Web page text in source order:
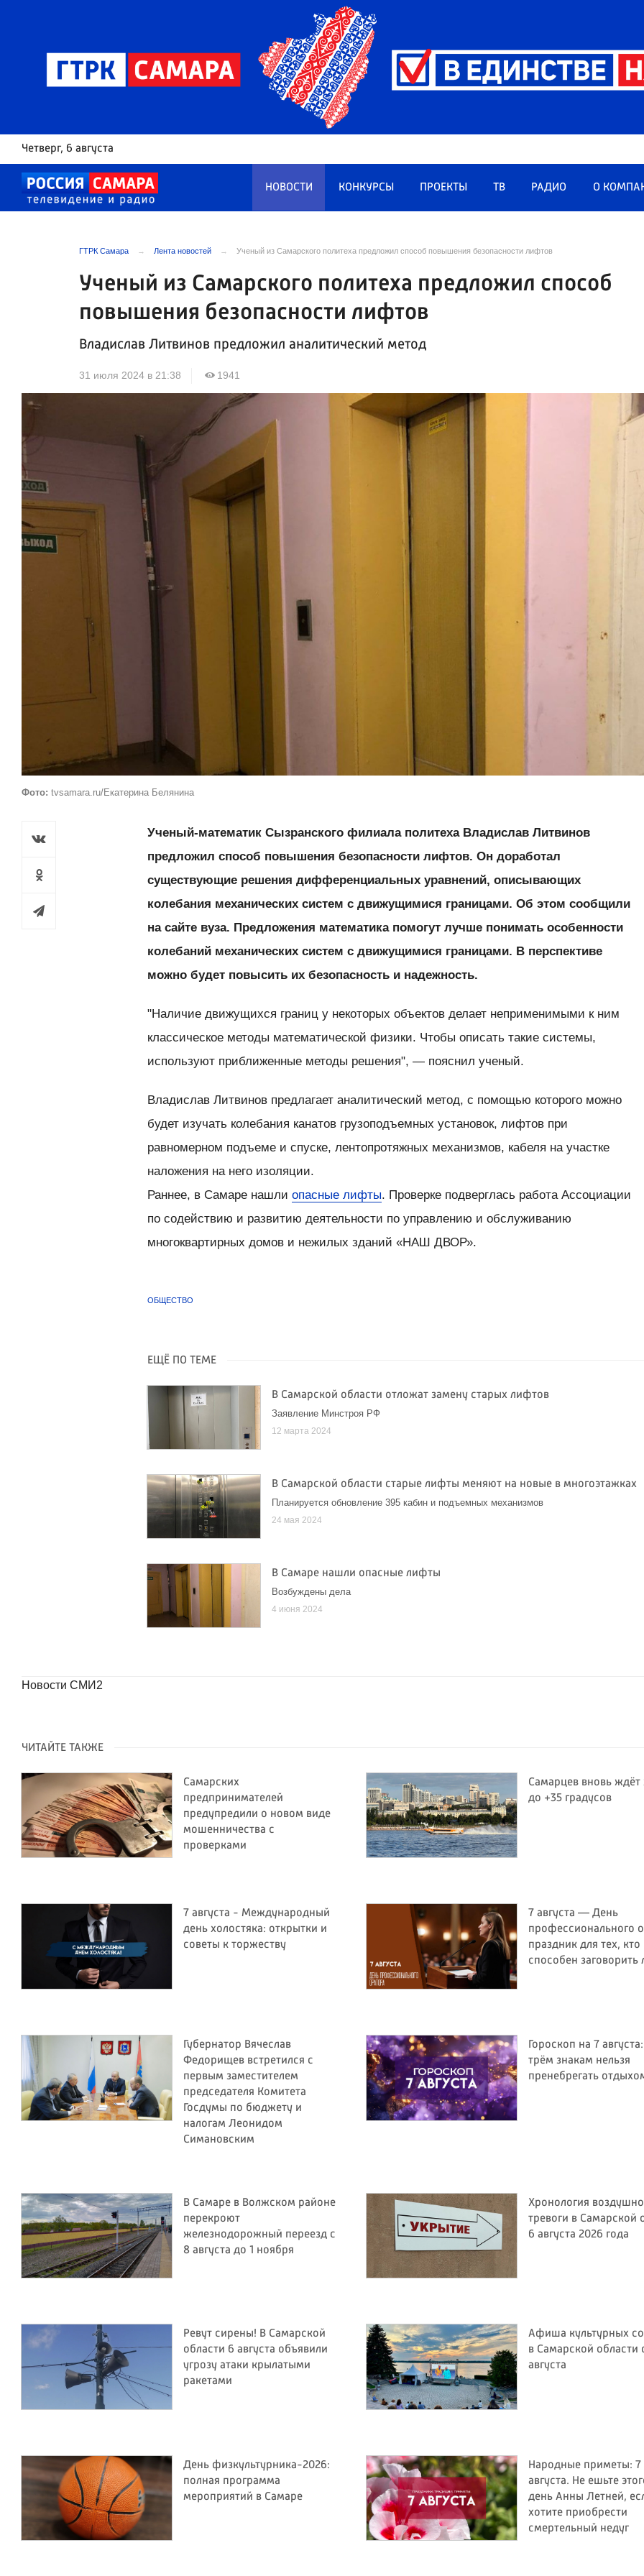
Четверг, 6 августа
НОВОСТИ КОНКУРСЫ ПРОЕКТЫ ТВ РАДИО О
ГТРК Самара Лента новостей Ученый из Самарского политеха предложил способ повышения безопасности лифтов
Ученый из Самарского политеха предложил способ
повышения безопасности лифтов
Владислав Литвинов предложил аналитический метод
31 июля 2024 в 21:38 1941
Фото: tvsamara.ru/Екатерина Белянина
Ученый-математик Сызранского филиала политеха Владислав Литвинов
предложил способ повышения безопасности лифтов. Он доработал
существующие решения дифференциальных уравнений, описывающих
колебания механических систем с движущимися границами. Об этом сообщили
на сайте вуза. Предложения математика помогут лучше понимать особенности
колебаний механических систем с движущимися границами. В перспективе
можно будет повысить их безопасность и надежность.
"Наличие движущихся границ у некоторых объектов делает неприменимыми к ним
классическое методы математической физики. Чтобы описать такие системы,
используют приближенные методы решения", — пояснил ученый.
Владислав Литвинов предлагает аналитический метод, с помощью которого можно
будет изучать колебания канатов грузоподъемных установок, лифтов при
равномерном подъеме и спуске, лентопротяжных механизмов, кабеля на участке
наложения на него изоляции.
Раннее, в Самаре нашлиопасные лифты. Проверке подверглась работа Ассоциации
по содействию и развитию деятельности по управлению и обслуживанию
многоквартирных домов и нежилых зданий «НАШ ДВОР».
ОБЩЕСТВО
ЕЩЁ ПО ТЕМЕ
В Самарской области отложат замену старых лифтов
Заявление Минстроя РФ
12 марта 2024
В Самарской области старые лифты меняют на новые в многоэтажках
Планируется обновление 395 кабин и подъемных механизмов
24 мая 2024
В Самаре нашли опасные лифты
Возбуждены дела
4 июня 2024
Новости СМИ2
ЧИТАЙТЕ ТАКЖЕ
Самарских
предпринимателей
предупредили о новом виде
мошенничества с
проверками
Самарцев вновь ждёт
до +35 градусов
7 августа - Международный
день холостяка: открытки и
советы к торжеству
7 августа — День
профессионального
праздник для тех, кто
способен заговорить
Губернатор Вячеслав
Федорищев встретился с
первым заместителем
председателя Комитета
Госдумы по бюджету и
налогам Леонидом
Симановским
Гороскоп на 7
трём знакам нельзя
пренебрегать
В Самаре в Волжском районе
перекроют
железнодорожный переезд с
8 августа до 1 ноября
Хронология
тревоги в Самарской
6 августа 2026 года
Ревут сирены! В Самарской
области 6 августа объявили
угрозу атаки крылатыми
ракетами
Афиша культурных
в Самарской области
августа
День физкультурника-2026:
полная программа
мероприятий в Самаре
Народные приметы: 7
августа. Не ешьте
день Анны Летней,
хотите приобрести
смертельный недуг